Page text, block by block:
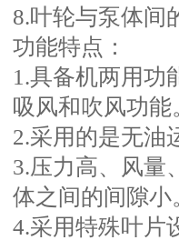
8.叶轮与泵体间
功能特点：
1.具备机两用功
吸风和吹风功能
2.采用的是无油
3.压力高、风量
体之间的间隙
4.采用特殊叶片